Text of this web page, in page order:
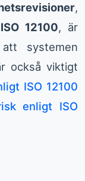
,
12100, är
systemen
också viktigt
ISO 12100
enligt ISO